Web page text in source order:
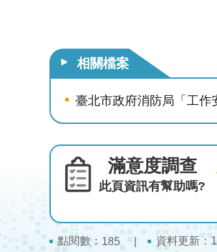
相關檔案
臺北市政府消防局「工作
滿意度調查
此頁資訊有幫助嗎?
點閱數： 185 資料更新：